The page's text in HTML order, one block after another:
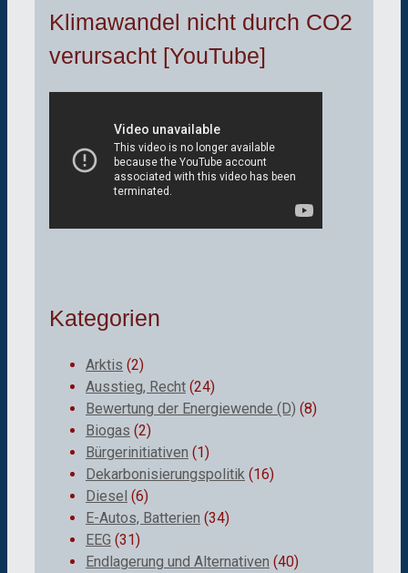
Klimawandel nicht durch CO2
verursacht [YouTube]
Kategorien
Arktis (2)
Ausstieg, Recht (24)
Bewertung der Energiewende (D) (8)
Biogas (2)
Bürgerinitiativen (1)
Dekarbonisierungspolitik (16)
Diesel (6)
E-Autos, Batterien (34)
EEG (31)
Endlagerung und Alternativen (40)